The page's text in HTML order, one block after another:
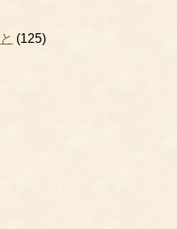
(125)